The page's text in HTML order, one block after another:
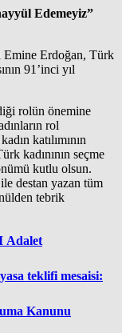
Edemeyiz”
Emine Erdoğan, Türk
91’inci yıl
rolün önemine
rol
katılımının
kadınının seçme
kutlu olsun.
destan yazan tüm
tebrik
Adalet
teklifi mesaisi:
Kanunu